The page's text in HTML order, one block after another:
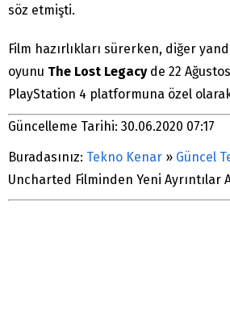
söz etmişti.
Film hazırlıkları sürerken, diğer
oyunu The Lost Legacyde 22
PlayStation 4 platformuna özel
Güncelleme Tarihi: 30.06.2020 07:17
Buradasınız: Tekno Kenar » Güncel
Uncharted Filminden Yeni Ayrıntılar